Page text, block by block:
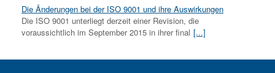
Die Änderungen bei der ISO 9001 und ihre Auswirkungen
Die ISO 9001 unterliegt derzeit einer Revision, die
voraussichtlich im September 2015 in ihrer final [...]